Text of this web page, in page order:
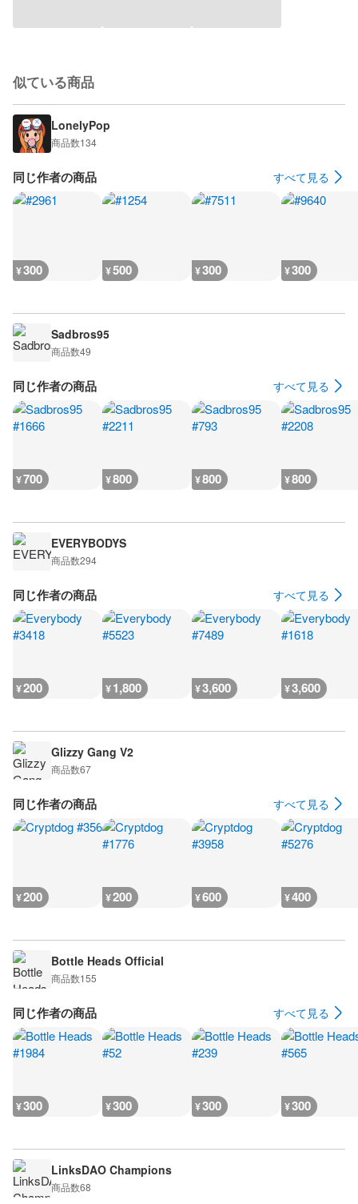
似ている商品
LonelyPop
商品数134
同じ作者の商品 すべて見る
¥300 ¥500 ¥300 ¥300
Sadbros95
商品数49
同じ作者の商品 すべて見る
¥700 ¥800 ¥800 ¥800
EVERYBODYS
商品数294
同じ作者の商品 すべて見る
¥200 ¥1,800 ¥3,600 ¥3,600
Glizzy Gang V2
商品数67
同じ作者の商品 すべて見る
¥200 ¥200 ¥600 ¥400
Bottle Heads Official
商品数155
同じ作者の商品 すべて見る
¥300 ¥300 ¥300 ¥300
LinksDAO Champions
商品数68